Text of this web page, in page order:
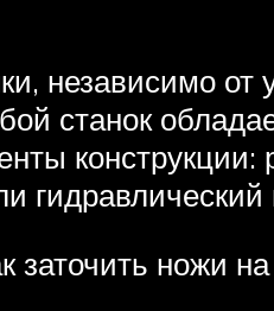
независимо от
станок
конструкции:
гидравлический
заточить ножи